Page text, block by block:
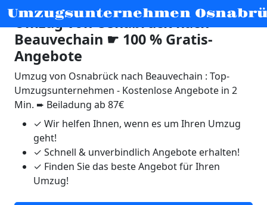
Umzugsunternehmen
Umzug von Osnabrück nach
Beauvechain ☛ 100 % Gratis-
Angebote
Umzug von Osnabrück nach Beauvechain : Top-
Umzugsunternehmen - Kostenlose Angebote in 2
Min. ➨ Beiladung ab 87€
✓ Wir helfen Ihnen, wenn es um Ihren Umzug
geht!
✓ Schnell & unverbindlich Angebote erhalten!
✓ Finden Sie das beste Angebot für Ihren
Umzug!